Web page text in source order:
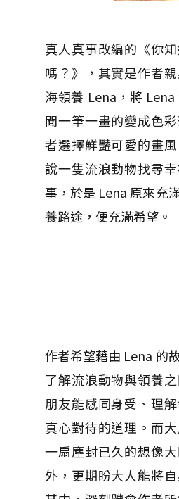
真人真事改編的《你
嗎？》，其實是作者
海領養 Lena，將
聞一筆一畫的變成色
者選擇鮮豔可愛的畫
說一隻流浪動物找尋
事，於是 Lena 原來充
養路途，便充滿希望。
作者希望藉由 Lena 的
了解流浪動物與領養
朋友能感同身受、理
真心對待的道理。而
一扇塵封已久的想像
外，更期盼大人能將